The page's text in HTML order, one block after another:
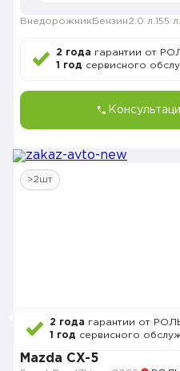
Внедорожник Бензин2.0 л. 155
2 года гарантии от
1 год сервисного
>2шт
2 года гарантии от
1 год сервисного
Mazda CX-5